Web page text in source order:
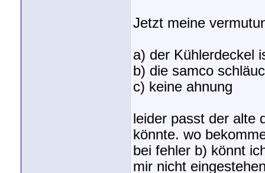
Jetzt meine
a) der Kühlerdeckel
b) die samco
c) keine ahnung
leider passt der alte
könnte. wo
bei fehler b) könnt
mir nicht